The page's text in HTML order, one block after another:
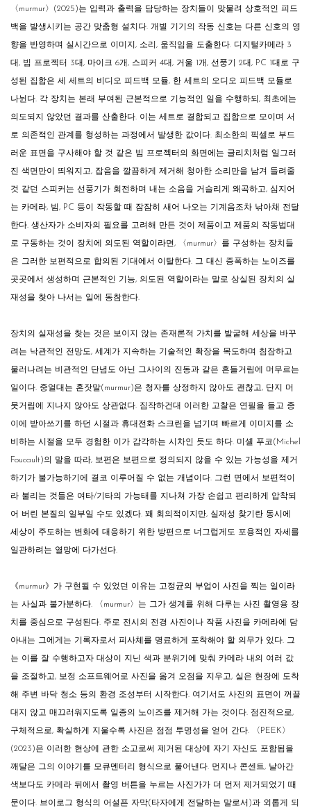
〈murmur〉(2025)는 입력과 출력을 담당하는 장치들이 맞물려 상호적인 피드
백을 발생시키는 공간 맞춤형 설치다. 개별 기기의 작동 신호는 다른 신호의 영
향을 반영하며 실시간으로 이미지, 소리, 움직임을 도출한다. 디지털카메라 3
대, 빔 프로젝터 3대, 마이크 6개, 스피커 4대, 거울 1개, 선풍기 2대, PC 1대로 구
성된 집합은 세 세트의 비디오 피드백 모듈, 한 세트의 오디오 피드백 모듈로
나뉜다. 각 장치는 본래 부여된 근본적으로 기능적인 일을 수행하되, 최초에는
의도되지 않았던 결과를 산출한다. 이는 세트로 결합되고 집합으로 모이며 서
로 의존적인 관계를 형성하는 과정에서 발생한 값이다. 최소한의 픽셀로 부드
러운 표면을 구사해야 할 것 같은 빔 프로젝터의 화면에는 글리치처럼 일그러
진 색면만이 띄워지고, 잡음을 깔끔하게 제거해 청아한 소리만을 남겨 들려줄
것 같던 스피커는 선풍기가 회전하며 내는 소음을 거슬리게 왜곡하고, 심지어
는 카메라, 빔, PC 등이 작동할 때 잠잠히 새어 나오는 기계음조차 낚아채 전달
한다. 생산자가 소비자의 필요를 고려해 만든 것이 제품이고 제품의 작동법대
로 구동하는 것이 장치에 의도된 역할이라면, 〈murmur〉를 구성하는 장치들
은 그러한 보편적으로 합의된 기대에서 이탈한다. 그 대신 증폭하는 노이즈를
곳곳에서 생성하며 근본적인 기능, 의도된 역할이라는 말로 상실된 장치의 실
재성을 찾아 나서는 일에 동참한다.
장치의 실재성을 찾는 것은 보이지 않는 존재론적 가치를 발굴해 세상을 바꾸
려는 낙관적인 전망도, 세계가 지속하는 기술적인 확장을 목도하며 침잠하고
물러나려는 비관적인 단념도 아닌 그사이의 진동과 같은 흔들거림에 머무르는
일이다. 중얼대는 혼잣말(murmur)은 청자를 상정하지 않아도 괜찮고, 단지 머
뭇거림에 지나지 않아도 상관없다. 짐작하건대 이러한 고찰은 연필을 들고 종
이에 받아쓰기를 하던 시절과 휴대전화 스크린을 넘기며 빠르게 이미지를 소
비하는 시절을 모두 경험한 이가 감각하는 시차인 듯도 하다. 미셸 푸코(Michel
Foucault)의 말을 따라, 보편은 보편으로 정의되지 않을 수 있는 가능성을 제거
하기가 불가능하기에 결코 이루어질 수 없는 개념이다. 그런 면에서 보편적이
라 불리는 것들은 여타/기타의 가능태를 지나쳐 가장 손쉽고 편리하게 압착되
어 버린 본질의 일부일 수도 있겠다. 꽤 회의적이지만, 실재성 찾기란 동시에
세상이 주도하는 변화에 대응하기 위한 방편으로 너그럽게도 포용적인 자세를
일관하려는 열망에 다가선다.
《murmur》가 구현될 수 있었던 이유는 고정균의 부업이 사진을 찍는 일이라
는 사실과 불가분하다. 〈murmur〉는 그가 생계를 위해 다루는 사진 촬영용 장
치를 중심으로 구성된다. 주로 전시의 전경 사진이나 작품 사진을 카메라에 담
아내는 그에게는 기록자로서 피사체를 명료하게 포착해야 할 의무가 있다. 그
는 이를 잘 수행하고자 대상이 지닌 색과 분위기에 맞춰 카메라 내의 여러 값
을 조절하고, 보정 소프트웨어로 사진을 옮겨 오점을 지우고, 실은 현장에 도착
해 주변 바닥 청소 등의 환경 조성부터 시작한다. 여기서도 사진의 표면이 꺼끌
대지 않고 매끄러워지도록 일종의 노이즈를 제거해 가는 것이다. 점진적으로,
구체적으로, 확실하게 지울수록 사진은 점점 투명성을 얻어 간다. 〈PEEK〉
(2023)은 이러한 현상에 관한 소고로써 제거된 대상에 자기 자신도 포함됨을
깨달은 그의 이야기를 모큐멘터리 형식으로 풀어낸다. 먼지나 콘센트, 날아간
색보다도 카메라 뒤에서 촬영 버튼을 누르는 사진가가 더 먼저 제거되었기 때
문이다. 브이로그 형식의 어설픈 자막(타자에게 전달하는 말로서)과 외롭게 되